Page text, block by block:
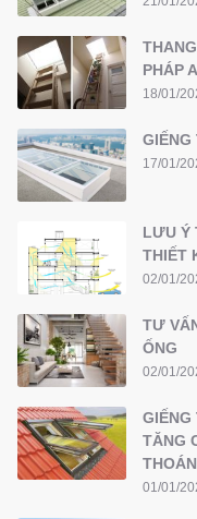
PHÁP
18/01/
17/01/
LƯU Ý
THIẾT
02/01/
TƯ
ỐNG
02/01/
GIẾNG
TĂNG
01/01/